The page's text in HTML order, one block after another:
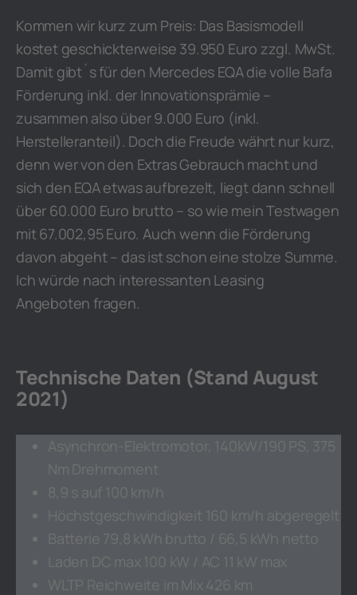
Kommen wir kurz zum Preis: Das Basismodell
kostet geschickterweise 39.950 Euro zzgl. MwSt.
Damit gibt´s für den Mercedes EQA die volle Bafa
Förderung inkl. der Innovationsprämie –
zusammen also über 9.000 Euro (inkl.
Herstelleranteil). Doch die Freude währt nur kurz,
denn wer von den Extras Gebrauch macht und
sich den EQA etwas aufbrezelt, liegt dann schnell
über 60.000 Euro brutto – so wie mein Testwagen
mit 67.002,95 Euro. Auch wenn die Förderung
davon abgeht – das ist schon eine stolze Summe.
Ich würde nach interessanten Leasing
Angeboten fragen.
Technische Daten (Stand August
2021)
Asynchron-Elektromotor, 140kW/190 PS, 375
Nm Drehmoment
8,9 s auf 100 km/h
Höchstgeschwindigkeit 160 km/h abgeregelt
Batterie 79,8 kWh brutto / 66,5 kWh netto
Laden DC max 100 kW / AC 11 kW max
WLTP Reichweite im Mix 426 km